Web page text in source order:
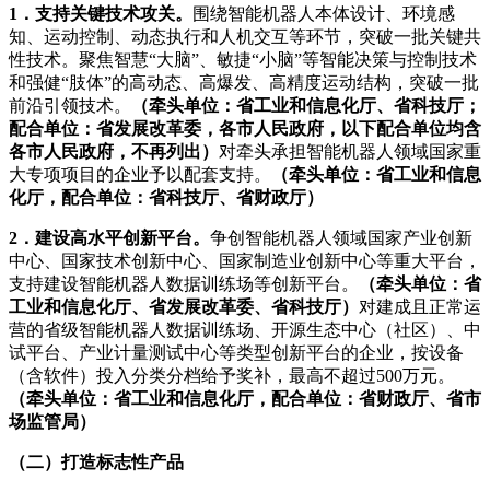
1．支持关键技术攻关。
围绕智能机器人本体设计、环境感
知、运动控制、动态执行和人机交互等环节，突破一批关键共
性技术。聚焦智慧“大脑”、敏捷“小脑”等智能决策与控制技术
和强健“肢体”的高动态、高爆发、高精度运动结构，突破一批
前沿引领技术。
（牵头单位：省工业和信息化厅、省科技厅；
配合单位：省发展改革委，各市人民政府，以下配合单位均含
各市人民政府，不再列出） 对牵头承担智能机器人领域国家重
大专项项目的企业予以配套支持。
（牵头单位：省工业和信息
化厅，配合单位：省科技厅、省财政厅）
2．建设高水平创新平台。 争创智能机器人领域国家产业创新
中心、国家技术创新中心、国家制造业创新中心等重大平台，
支持建设智能机器人数据训练场等创新平台。
（牵头单位：省
工业和信息化厅、省发展改革委、省科技厅） 对建成且正常运
营的省级智能机器人数据训练场、开源生态中心（社区）、中
试平台、产业计量测试中心等类型创新平台的企业，按设备
（含软件）投入分类分档给予奖补，最高不超过500万元。
（牵头单位：省工业和信息化厅，配合单位：省财政厅、省市
场监管局）
（二）打造标志性产品